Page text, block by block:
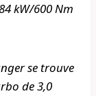
kW/600 Nm
se trouve
de 3,0